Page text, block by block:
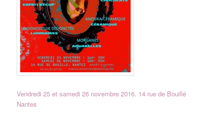
Vendredi 25 et samedi 26 novembre 2016. 14 rue de Bouillé
Nantes